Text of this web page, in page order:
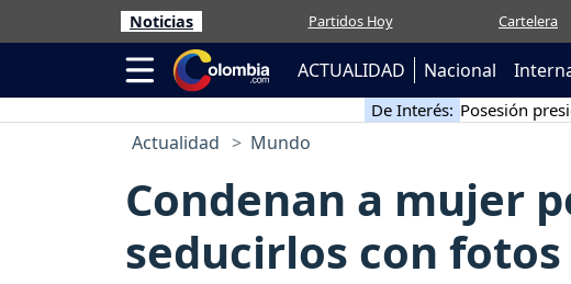
Noticias Partidos Hoy Cartelera
ACTUALIDAD Nacional
De Interés: Posesión
Actualidad Mundo
Condenan a mujer
seducirlos con